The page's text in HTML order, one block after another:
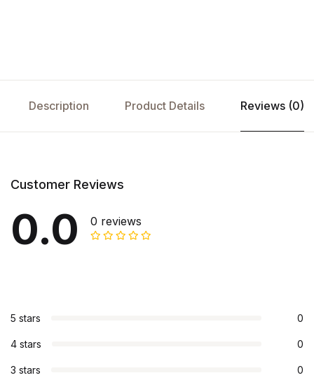
Description Product Details Reviews (0)
Customer Reviews
0.0 0 reviews
5 stars 0
4 stars 0
3 stars 0